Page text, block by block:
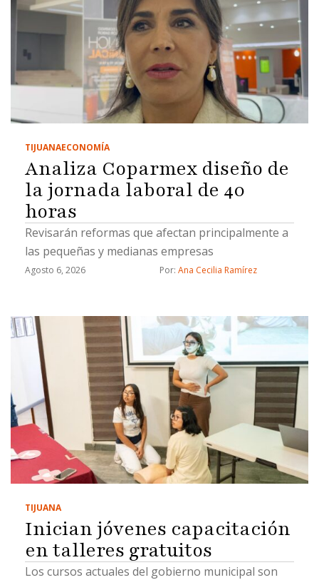
TIJUANAECONOMÍA
Analiza Coparmex diseño de
la jornada laboral de 40
horas
Revisarán reformas que afectan principalmente a
las pequeñas y medianas empresas
Agosto 6, 2026 Por: Ana Cecilia Ramírez
TIJUANA
Inician jóvenes capacitación
en talleres gratuitos
Los cursos actuales del gobierno municipal son